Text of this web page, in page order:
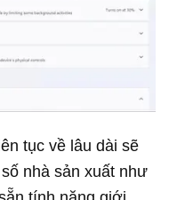
tục về lâu dài sẽ
nhà sản xuất như